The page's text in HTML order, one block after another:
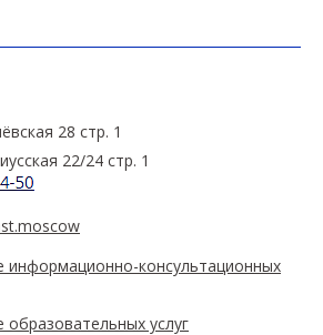
28 стр. 1
22/24 стр. 1
информационно-консультационных
услуг